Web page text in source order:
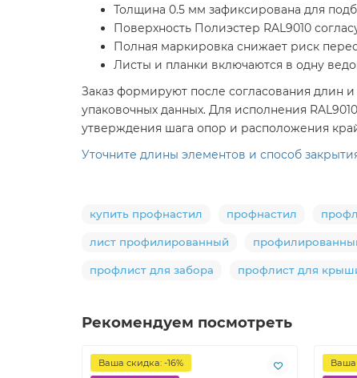
Толщина 0.5 мм зафиксирована для
Поверхность Полиэстер RAL9010
Полная маркировка снижает риск
Листы и планки включаются в одну
Заказ формируют после согласования длин
упаковочных данных. Для исполнения
утверждения шага опор и расположения
Уточните длины элементов и способ
купить профнастил профнастил
лист профилированный
профлист для забора профлист для
Рекомендуем посмотреть
Ваша скидка: -16%
Ваша